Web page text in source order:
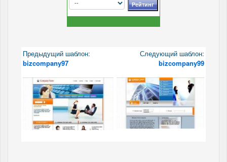
Предыдущий шаблон:
bizcompany97
Следующий шаблон:
bizcompany99